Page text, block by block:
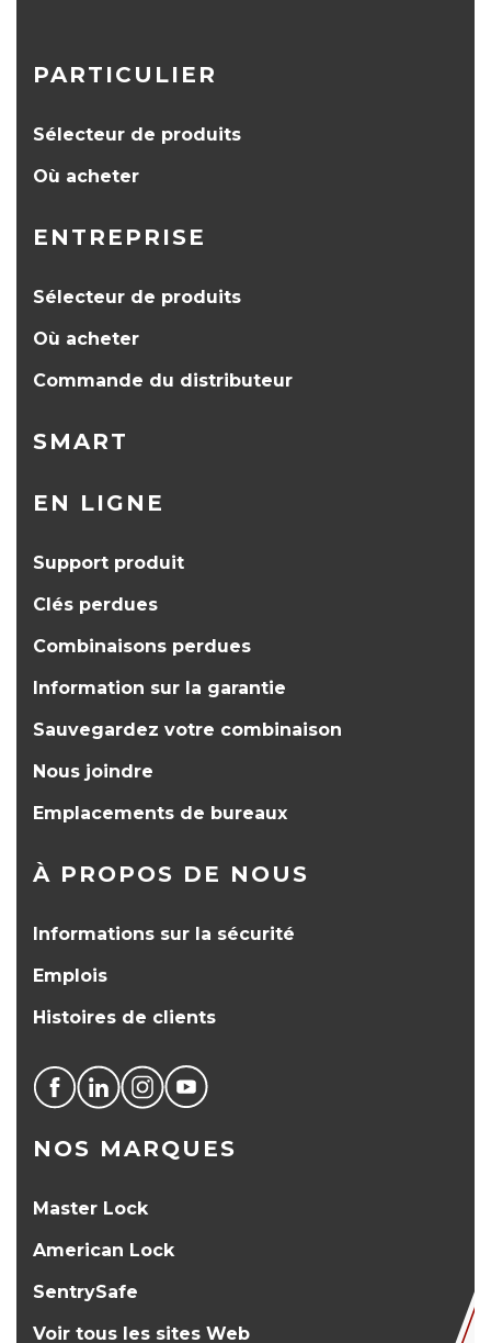
PARTICULIER
Sélecteur de produits
Où acheter
ENTREPRISE
Sélecteur de produits
Où acheter
Commande du distributeur
SMART
EN LIGNE
Support produit
Clés perdues
Combinaisons perdues
Information sur la garantie
Sauvegardez votre combinaison
Nous joindre
Emplacements de bureaux
À PROPOS DE NOUS
Informations sur la sécurité
Emplois
Histoires de clients
NOS MARQUES
Master Lock
American Lock
SentrySafe
Voir tous les sites Web